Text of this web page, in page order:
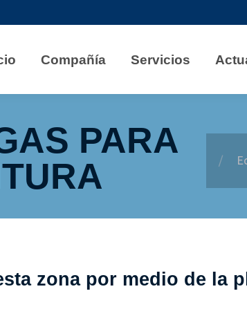
Compañía Servicios
PARA
Estás
zona por medio de la